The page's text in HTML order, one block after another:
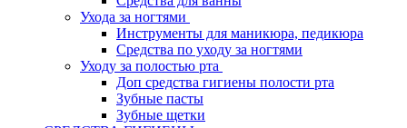
Ухода за ногтями
Инструменты для маникюра, педикюра
Средства по уходу за ногтями
Уходу за полостью рта
Доп средства гигиены полости рта
Зубные пасты
Зубные щетки